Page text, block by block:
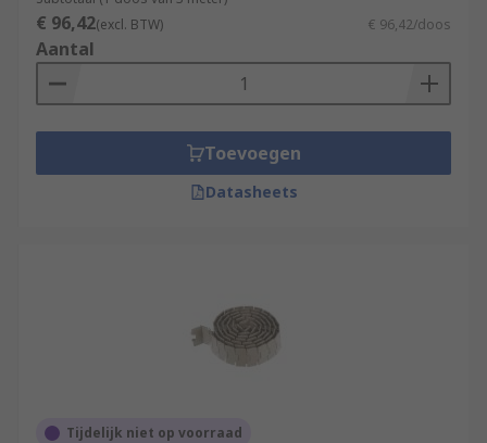
€ 96,42(excl. BTW) € 96,42/doos
Aantal
Toevoegen
Datasheets
Tijdelijk niet op voorraad